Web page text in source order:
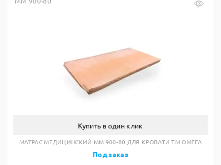
Купить в один клик
МАТРАС МЕДИЦИНСКИЙ ММ 900-80 ДЛЯ КРОВАТИ ТМ ОМЕГА
Под заказ